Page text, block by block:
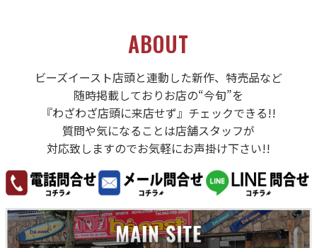
ABOUT
ビーズイースト店頭と連動した新作、特売品など
随時掲載しておりお店の“今旬”を
『わざわざ店頭に来店せず』チェックできる!!
質問や気になることは店舗スタッフが
対応致しますのでお気軽にお声掛け下さい!!